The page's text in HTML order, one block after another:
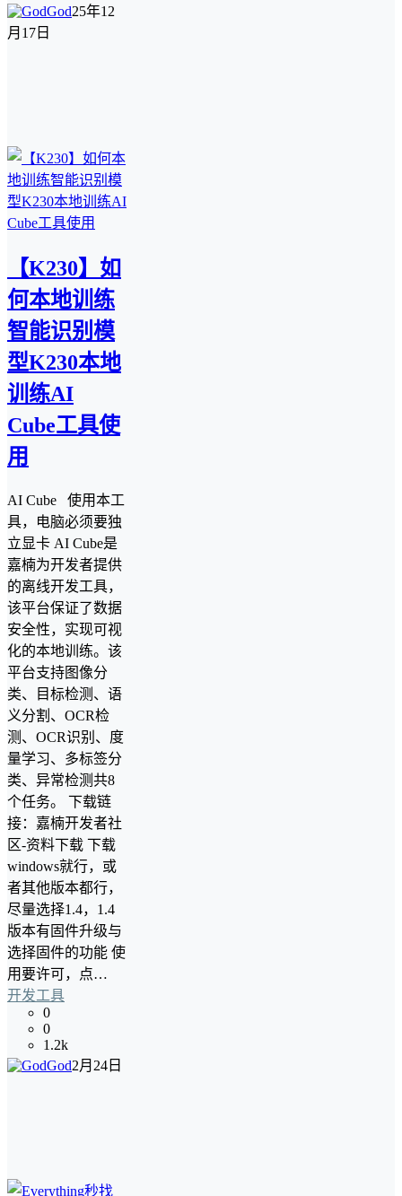
God25年12
月17日
【K230】如
何本地训练
智能识别模
型K230本地
训练AI
Cube工具使
用
AI Cube 使用本工
具，电脑必须要独
立显卡 AI Cube是
嘉楠为开发者提供
的离线开发工具，
该平台保证了数据
安全性，实现可视
化的本地训练。该
平台支持图像分
类、目标检测、语
义分割、OCR检
测、OCR识别、度
量学习、多标签分
类、异常检测共8
个任务。 下载链
接：嘉楠开发者社
区-资料下载 下载
windows就行，或
者其他版本都行，
尽量选择1.4，1.4
版本有固件升级与
选择固件的功能 使
用要许可，点…
开发工具
0
0
1.2k
God2月24日